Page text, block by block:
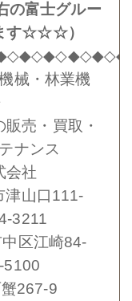
の富士グルー
す☆☆☆）
械・林業機
売・買取・
ナンス
会社
山口111-
区江崎84-
石蟹267-9